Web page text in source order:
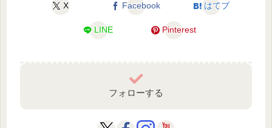
X Facebook はてブ
LINE Pinterest
フォローする